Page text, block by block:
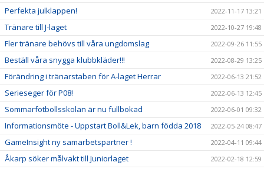
Perfekta julklappen! 2022-11-17 13:21
Tränare till J-laget 2022-10-27 19:48
Fler tränare behövs till våra ungdomslag 2022-09-26 11:55
Beställ våra snygga klubbkläder!!! 2022-08-29 13:25
Förändring i tränarstaben för A-laget Herrar 2022-06-13 21:52
Serieseger för P08! 2022-06-13 12:45
Sommarfotbollsskolan är nu fullbokad 2022-06-01 09:32
Informationsmöte - Uppstart Boll&Lek, barn födda 2018 2022-05-24 08:47
GameInsight ny samarbetspartner ! 2022-04-11 09:44
Åkarp söker målvakt till Juniorlaget 2022-02-18 12:59